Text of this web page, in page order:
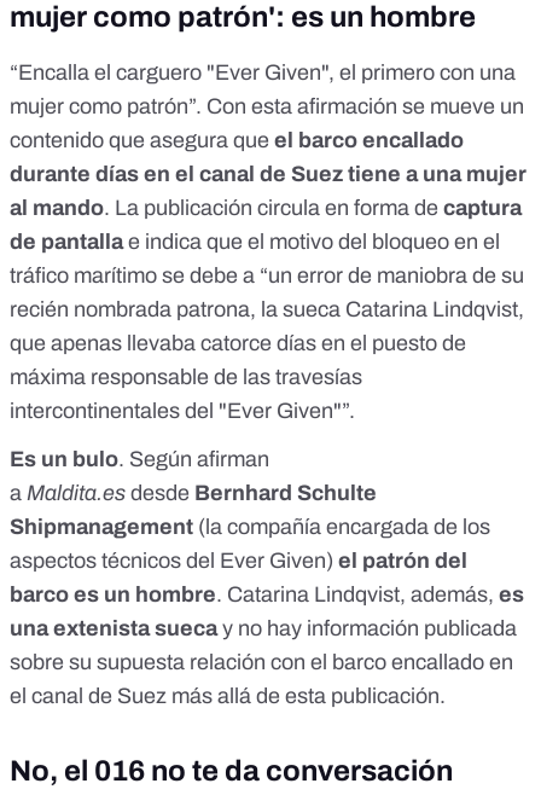
mujer como patrón': es un hombre
“Encalla el carguero "Ever Given", el primero con una
mujer como patrón”. Con esta afirmación se mueve un
contenido que asegura que el barco encallado
durante días en el canal de Suez tiene a una mujer
al mando. La publicación circula en forma de captura
de pantallae indica que el motivo del bloqueo en el
tráfico marítimo se debe a “un error de maniobra de su
recién nombrada patrona, la sueca Catarina Lindqvist,
que apenas llevaba catorce días en el puesto de
máxima responsable de las travesías
intercontinentales del "Ever Given"”.
Es un bulo. Según afirman
a Maldita.es desde Bernhard Schulte
Shipmanagement ( la compañía encargada de los
aspectos técnicos del Ever Given) el patrón del
barco es un hombre. Catarina Lindqvist, además, es
una extenista suecay no hay información publicada
sobre su supuesta relación con el barco encallado en
el canal de Suez más allá de esta publicación.
No, el 016 no te da conversación